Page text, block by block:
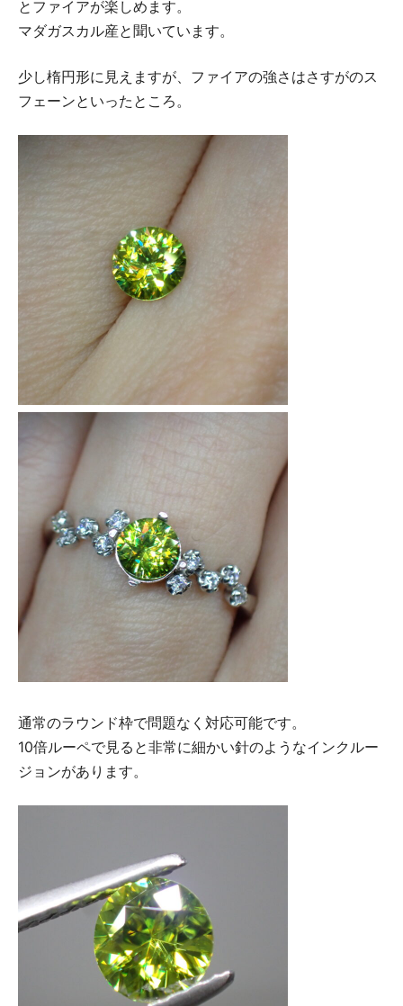
とファイアが楽しめます。
マダガスカル産と聞いています。
少し楕円形に見えますが、ファイアの強さはさすがのス
フェーンといったところ。
通常のラウンド枠で問題なく対応可能です。
10倍ルーペで見ると非常に細かい針のようなインクルー
ジョンがあります。